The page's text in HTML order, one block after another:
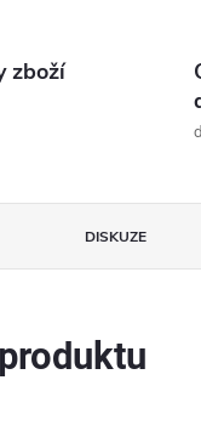
zboží
DISKUZE